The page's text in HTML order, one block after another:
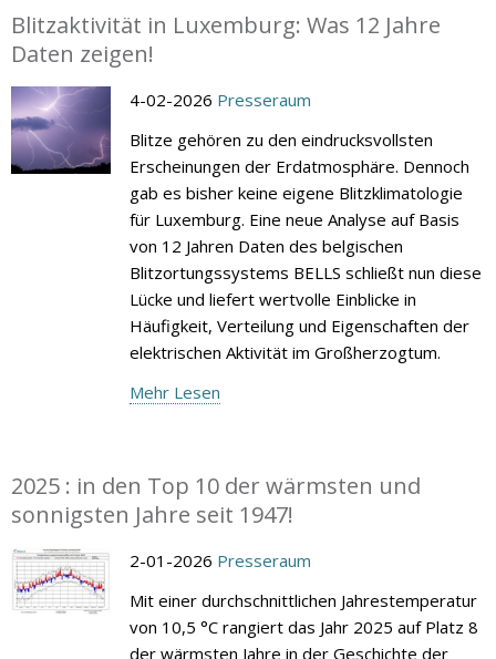
Blitzaktivität in Luxemburg: Was 12 Jahre
Daten zeigen!
4-02-2026 Presseraum
Blitze gehören zu den eindrucksvollsten
Erscheinungen der Erdatmosphäre. Dennoch
gab es bisher keine eigene Blitzklimatologie
für Luxemburg. Eine neue Analyse auf Basis
von 12 Jahren Daten des belgischen
Blitzortungssystems BELLS schließt nun diese
Lücke und liefert wertvolle Einblicke in
Häufigkeit, Verteilung und Eigenschaften der
elektrischen Aktivität im Großherzogtum.
Mehr Lesen
2025 : in den Top 10 der wärmsten und
sonnigsten Jahre seit 1947!
2-01-2026 Presseraum
Mit einer durchschnittlichen Jahrestemperatur
von 10,5 °C rangiert das Jahr 2025 auf Platz 8
der wärmsten Jahre in der Geschichte der